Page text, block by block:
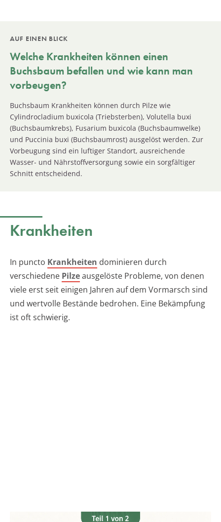
AUF EINEN BLICK
Welche Krankheiten können einen
Buchsbaum befallen und wie kann man
vorbeugen?
Buchsbaum Krankheiten können durch Pilze wie
Cylindrocladium buxicola (Triebsterben), Volutella buxi
(Buchsbaumkrebs), Fusarium buxicola (Buchsbaumwelke)
und Puccinia buxi (Buchsbaumrost) ausgelöst werden. Zur
Vorbeugung sind ein luftiger Standort, ausreichende
Wasser- und Nährstoffversorgung sowie ein sorgfältiger
Schnitt entscheidend.
Krankheiten
In puncto Krankheiten dominieren durch
verschiedene Pilzeausgelöste Probleme, von denen
viele erst seit einigen Jahren auf dem Vormarsch sind
und wertvolle Bestände bedrohen. Eine Bekämpfung
ist oft schwierig.